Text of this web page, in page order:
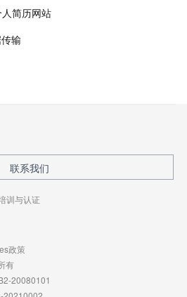
简历网站
输
联系我们
训与认证
政策
有
20080101